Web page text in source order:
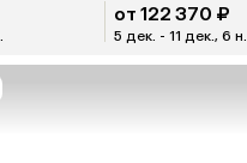
от 122 370 ₽
5 дек. - 11 дек., 6 н.